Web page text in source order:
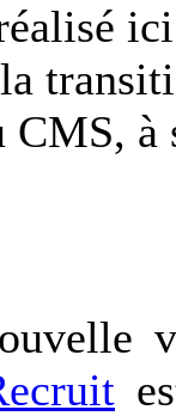
CMS,